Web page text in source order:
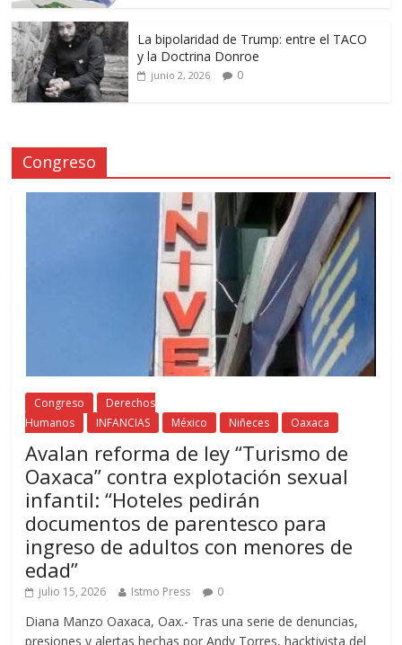
La bipolaridad de Trump: entre el TACO
y la Doctrina Donroe
junio 2, 2026 0
Congreso
Congreso
Derechos
Humanos
INFANCIAS México Niñeces Oaxaca
Avalan reforma de ley “Turismo de
Oaxaca” contra explotación sexual
infantil: “Hoteles pedirán
documentos de parentesco para
ingreso de adultos con menores de
edad”
julio 15, 2026 Istmo Press 0
Diana Manzo Oaxaca, Oax.- Tras una serie de denuncias,
presiones y alertas hechas por Andy Torres, hacktivista del